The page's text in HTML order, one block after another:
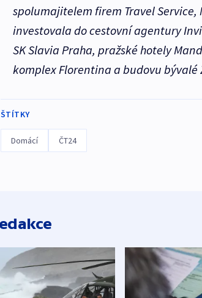
spolumajitelem firem Travel Service,
investovala do cestovní agentury
SK Slavia Praha, pražské hotely
komplex Florentina a budovu bývalé
ŠTÍTKY
Domácí ČT24